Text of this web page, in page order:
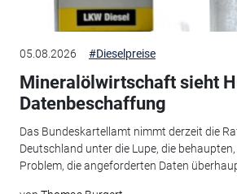
05.08.2026 #Dieselpreise
Mineralölwirtschaft sieht
Datenbeschaffung
Das Bundeskartellamt nimmt derzeit die
Deutschland unter die Lupe, die
Problem, die angeforderten Daten